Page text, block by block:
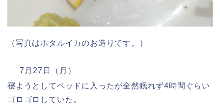
（写真はホタルイカのお造りです。）
7月27日（月）
寝ようとしてベッドに入ったが全然眠れず4時間ぐらい
ゴロゴロしていた。